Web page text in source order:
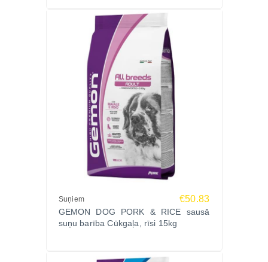
“Mans vācu aitu suns šo barību ēd ar prieku un ir
“Labs sastāvs un redzami uzlabojumi gremošanā.”
“Pēc šīs barības lietošanas vairs nav tik spēcīgas
smakas – ļoti apmierināti.”
Biežāk uzdotie jautājumi (FAQ)
Vai šī barība der visiem lieliem suņiem?
Jā, recepte ir īpaši pielāgota lielu šķirņu
pieaugušiem suņiem.
Vai tā satur mākslīgās piedevas?
Nē, šajā barībā nav mākslīgo krāsvielu un
Vai šī barība palīdz locītavām?
Jā, sastāvā ir hondroitīns un glikozamīns locītavu
Suņiem €50.83
GEMON DOG PORK & RICE sausā
suņu barība Cūkgaļa, rīsi 15kg